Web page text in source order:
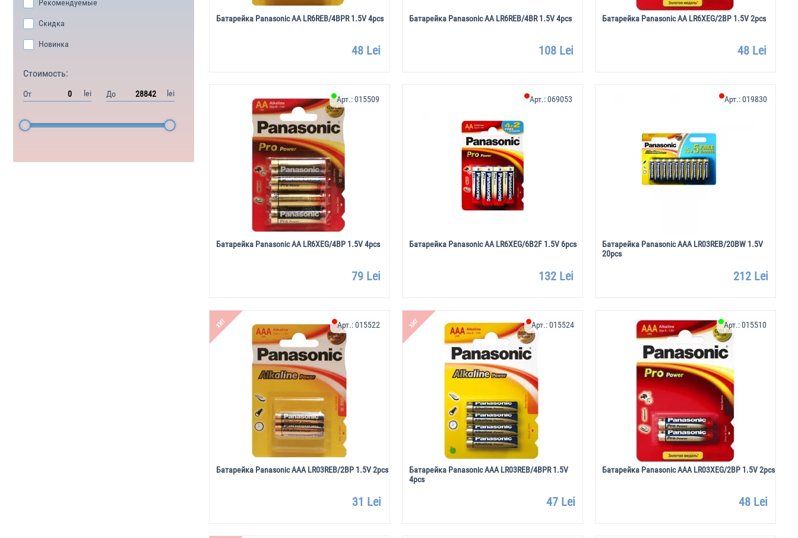
Рекомендуемые
Скидка
Новинка
Стоимость:
От lei До lei
Батарейка Panasonic AA LR6REB/4BPR 1.5V 4pcs
48 Lei
Батарейка Panasonic AA LR6REB/4BR 1.5V 4pcs
108 Lei
Батарейка Panasonic AA LR6XEG/2BP 1.5V 2pcs
48 Lei
Батарейка Panasonic AA LR6XEG/4BP 1.5V 4pcs
Арт.:015509
79 Lei
Батарейка Panasonic AA LR6XEG/6B2F 1.5V 6pcs
Арт.:069053
132 Lei
Батарейка Panasonic AAA LR03REB/20BW 1.5V
20pcs
Арт.:019830
212 Lei
ХИТ
Батарейка Panasonic AAA LR03REB/2BP 1.5V 2pcs
Арт.:015522
31 Lei
ХИТ
Батарейка Panasonic AAA LR03REB/4BPR 1.5V
4pcs
Арт.:015524
47 Lei
Батарейка Panasonic AAA LR03XEG/2BP 1.5V 2pcs
Арт.:015510
48 Lei